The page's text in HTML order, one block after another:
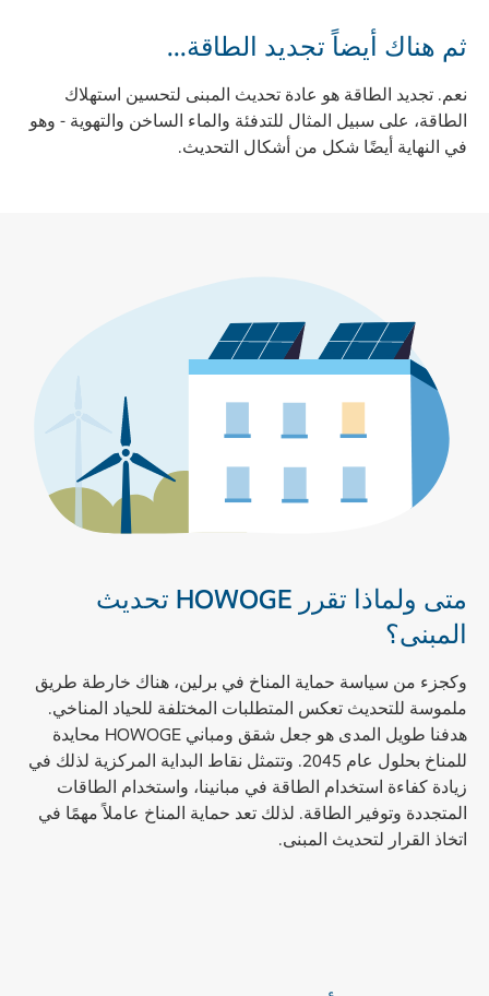
ثم هناك أيضاً تجديد الطاقة...
نعم. تجديد الطاقة هو عادة تحديث المبنى لتحسين استهلاك
الطاقة، على سبيل المثال للتدفئة والماء الساخن والتهوية - وهو
في النهاية أيضًا شكل من أشكال التحديث.
متى ولماذا تقرر HOWOGE تحديث
المبنى؟
وكجزء من سياسة حماية المناخ في برلين، هناك خارطة طريق
ملموسة للتحديث تعكس المتطلبات المختلفة للحياد المناخي.
هدفنا طويل المدى هو جعل شقق ومباني HOWOGE محايدة
للمناخ بحلول عام 2045. وتتمثل نقاط البداية المركزية لذلك في
زيادة كفاءة استخدام الطاقة في مبانينا، واستخدام الطاقات
المتجددة وتوفير الطاقة. لذلك تعد حماية المناخ عاملاً مهمًا في
اتخاذ القرار لتحديث المبنى.